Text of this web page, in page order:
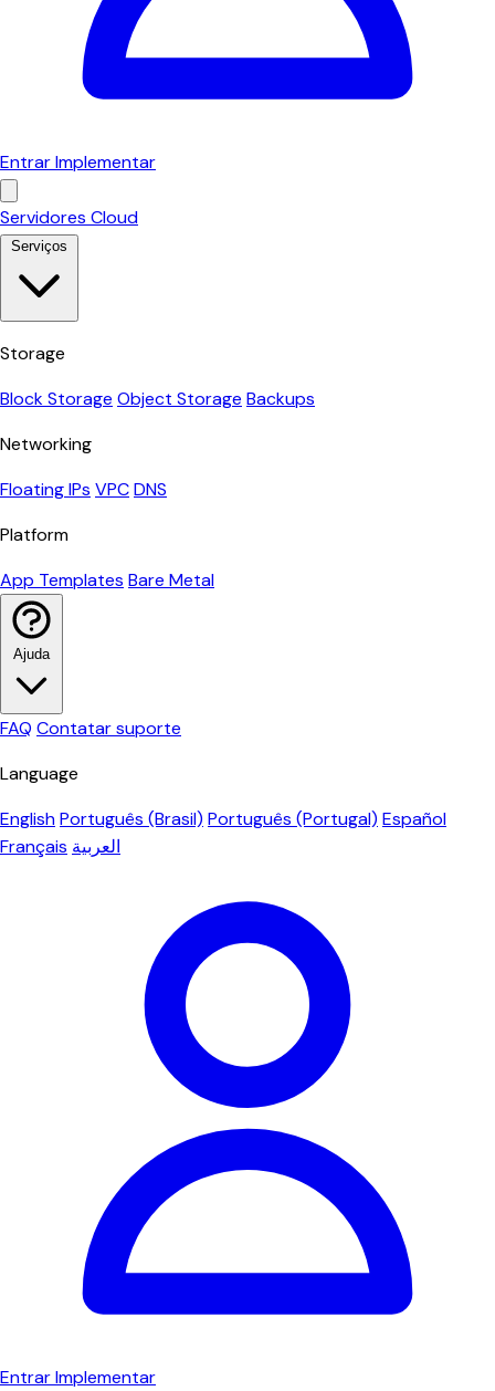
EntrarImplementar
Servidores Cloud
Serviços
Storage
Block Storage Object Storage Backups
Networking
Floating IPs VPCDNS
Platform
App Templates Bare Metal
Ajuda
FAQ Contatar suporte
Language
EnglishPortuguês (Brasil) Português (Portugal) Español
Français العربية
EntrarImplementar